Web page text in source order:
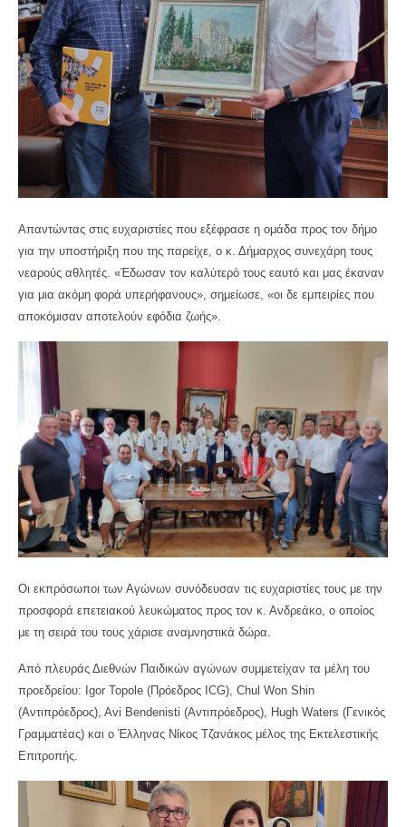
Απαντώντας στις ευχαριστίες που εξέφρασε η ομάδα προς τον δήμο
για την υποστήριξη που της παρείχε, ο κ. Δήμαρχος συνεχάρη τους
νεαρούς αθλητές. «Έδωσαν τον καλύτερό τους εαυτό και μας έκαναν
για μια ακόμη φορά υπερήφανους», σημείωσε, «οι δε εμπειρίες που
αποκόμισαν αποτελούν εφόδια ζωής».
Οι εκπρόσωποι των Αγώνων συνόδευσαν τις ευχαριστίες τους με την
προσφορά επετειακού λευκώματος προς τον κ. Ανδρεάκο, ο οποίος
με τη σειρά του τους χάρισε αναμνηστικά δώρα.
Από πλευράς Διεθνών Παιδικών αγώνων συμμετείχαν τα μέλη του
προεδρείου: Igor Topole (Πρόεδρος ICG), Chul Won Shin
(Αντιπρόεδρος), Avi Bendenisti (Αντιπρόεδρος), Hugh Waters (Γενικός
Γραμματέας) και ο Έλληνας Νίκος Τζανάκος μέλος της Εκτελεστικής
Επιτροπής.